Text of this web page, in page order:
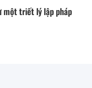
một triết lý lập pháp